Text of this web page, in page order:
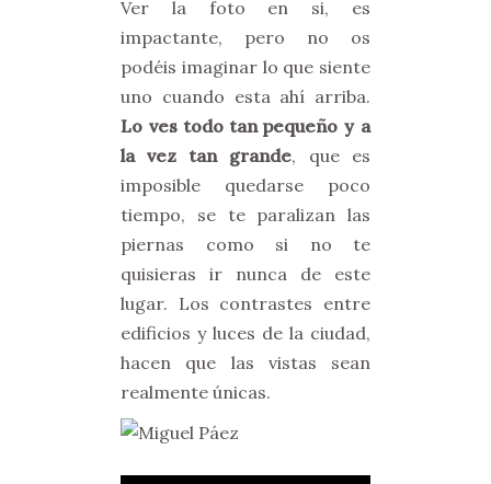
Ver la foto en si, es
impactante, pero no os
podéis imaginar lo que siente
uno cuando esta ahí arriba.
Lo ves todo tan pequeño y a
la vez tan grande, que es
imposible quedarse poco
tiempo, se te paralizan las
piernas como si no te
quisieras ir nunca de este
lugar. Los contrastes entre
edificios y luces de la ciudad,
hacen que las vistas sean
realmente únicas.